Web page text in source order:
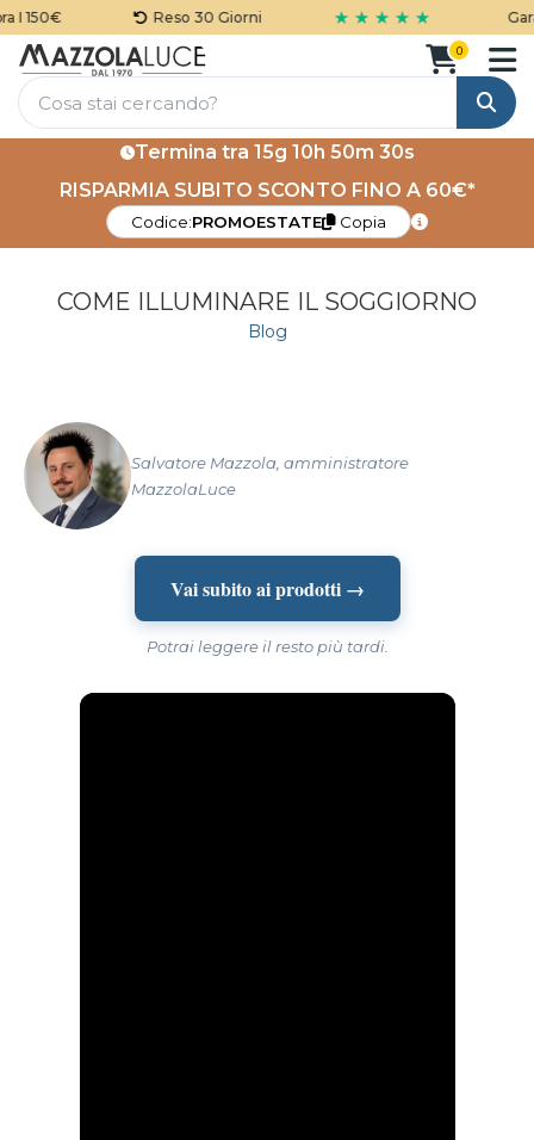
Reso 30 Giorni ★ ★ ★ ★ ★
Cerca
0
Termina tra 15g 10h 50m 29s
RISPARMIA SUBITO SCONTO FINO A 60€*
Codice:PROMOESTATE Copia
COME ILLUMINARE IL SOGGIORNO
Blog
Salvatore Mazzola, amministratore
MazzolaLuce
Vai subito ai prodotti →
Potrai leggere il resto più tardi.